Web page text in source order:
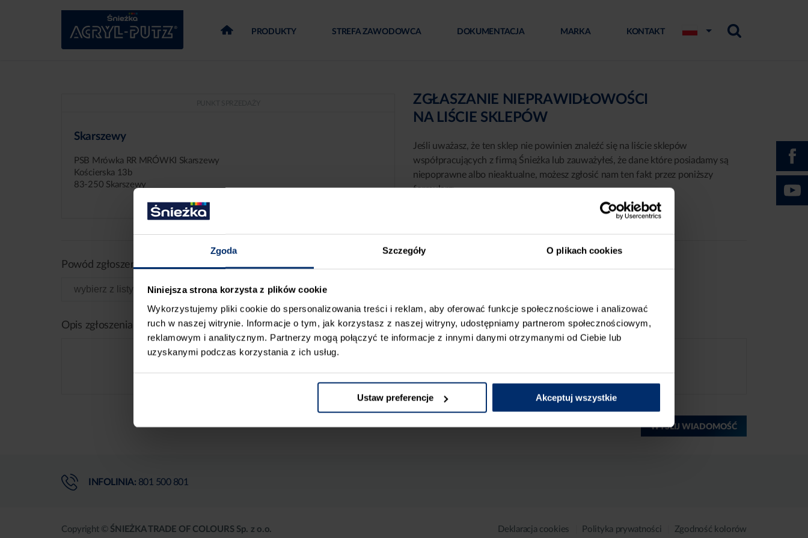
Zgoda Szczegóły O plikach cookies
Niniejsza strona korzysta z plików cookie
Wykorzystujemy pliki cookie do spersonalizowania treści i reklam, aby oferować funkcje społecznościowe i analizować
ruch w naszej witrynie. Informacje o tym, jak korzystasz z naszej witryny, udostępniamy partnerom społecznościowym,
reklamowym i analitycznym. Partnerzy mogą połączyć te informacje z innymi danymi otrzymanymi od Ciebie lub
uzyskanymi podczas korzystania z ich usług.
Ustaw preferencje Akceptuj wszystkie
PRODUKTY STREFA ZAWODOWCA DOKUMENTACJA MARKA KONTAKT
Skarszewy
PSB Mrówka RR MRÓWKI Skarszewy
Kościerska 13b
83-250 Skarszewy
ZGŁASZANIE NIEPRAWIDŁOWOŚCI
NA LIŚCIE SKLEPÓW
Jeśli uważasz, że ten sklep nie powinien znaleźć się na liście sklepów
współpracujących z firmą Śnieżka lub zauważyłeś, że dane które posiadamy są
niepoprawne albo nieaktualne, możesz zgłosić nam ten fakt przez poniższy
formularz:
Powód zgłoszenia
Opis zgłoszenia
WYŚLIJ WIADOMOŚĆ
INFOLINIA: 801 500 801
Copyright © ŚNIEŻKA TRADE OF COLOURS Sp. z o.o. Deklaracja cookies Polityka prywatności Zgodność kolorów